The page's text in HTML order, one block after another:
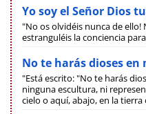
Yo soy el Señor Dios
"No os olvidéis nunca de ello!
estranguléis la conciencia
No te harás dioses en
"Está escrito: "No te harás
ninguna escultura, ni
cielo o aquí, abajo, en la